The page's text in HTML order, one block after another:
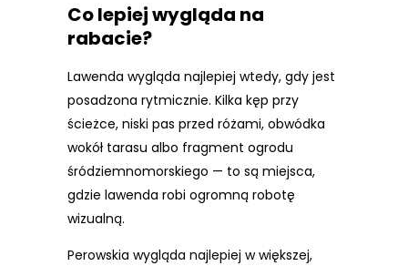
Co lepiej wygląda na
rabacie?
Lawenda wygląda najlepiej wtedy, gdy jest
posadzona rytmicznie. Kilka kęp przy
ścieżce, niski pas przed różami, obwódka
wokół tarasu albo fragment ogrodu
śródziemnomorskiego — to są miejsca,
gdzie lawenda robi ogromną robotę
wizualną.
Perowskia wygląda najlepiej w większej,